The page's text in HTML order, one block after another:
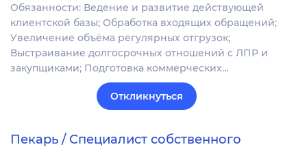
Обязанности: Ведение и развитие действующей
клиентской базы; Обработка входящих обращений;
Увеличение объёма регулярных отгрузок;
Выстраивание долгосрочных отношений с ЛПР и
закупщиками; Подготовка коммерческих…
Откликнуться
Пекарь / Специалист собственного